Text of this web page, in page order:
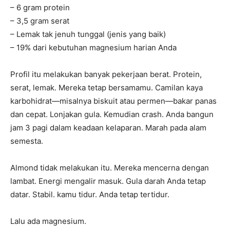
– 6 gram protein
– 3,5 gram serat
– Lemak tak jenuh tunggal (jenis yang baik)
– 19% dari kebutuhan magnesium harian Anda
Profil itu melakukan banyak pekerjaan berat. Protein,
serat, lemak. Mereka tetap bersamamu. Camilan kaya
karbohidrat—misalnya biskuit atau permen—bakar panas
dan cepat. Lonjakan gula. Kemudian crash. Anda bangun
jam 3 pagi dalam keadaan kelaparan. Marah pada alam
semesta.
Almond tidak melakukan itu. Mereka mencerna dengan
lambat. Energi mengalir masuk. Gula darah Anda tetap
datar. Stabil. kamu tidur. Anda tetap tertidur.
Lalu ada magnesium.